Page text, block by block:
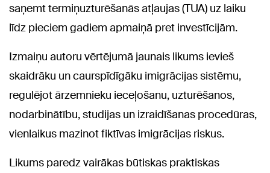
saņemt termiņuzturēšanās atļaujas (TUA) uz laiku
līdz pieciem gadiem apmaiņā pret investīcijām.
Izmaiņu autoru vērtējumā jaunais likums ievieš
skaidrāku un caurspīdīgāku imigrācijas sistēmu,
regulējot ārzemnieku ieceļošanu, uzturēšanos,
nodarbinātību, studijas un izraidīšanas procedūras,
vienlaikus mazinot fiktīvas imigrācijas riskus.
Likums paredz vairākas būtiskas praktiskas